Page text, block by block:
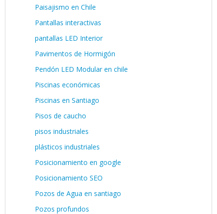
Paisajismo en Chile
Pantallas interactivas
pantallas LED Interior
Pavimentos de Hormigón
Pendón LED Modular en chile
Piscinas económicas
Piscinas en Santiago
Pisos de caucho
pisos industriales
plásticos industriales
Posicionamiento en google
Posicionamiento SEO
Pozos de Agua en santiago
Pozos profundos